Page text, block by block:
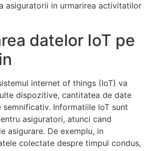
asiguratorii in urmarirea activitatilor
datelor IoT pe
internet of things (IoT) va
dispozitive, cantitatea de date
Informatiile IoT sunt
asiguratori, atunci cand
asigurare. De exemplu, in
colectate despre timpul condus,